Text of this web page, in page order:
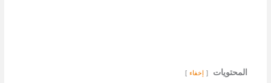
المحتويات إخفاء